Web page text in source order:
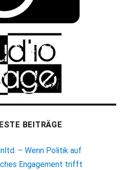
BEITRÄGE
– Wenn Politik auf
Engagement trifft